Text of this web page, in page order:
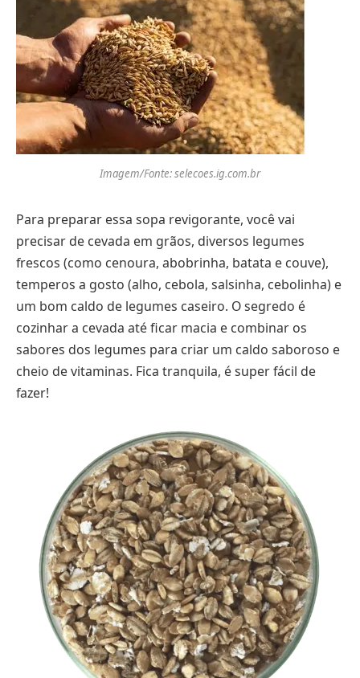
Imagem/Fonte: selecoes.ig.com.br
Para preparar essa sopa revigorante, você vai
precisar de cevada em grãos, diversos legumes
frescos (como cenoura, abobrinha, batata e couve),
temperos a gosto (alho, cebola, salsinha, cebolinha) e
um bom caldo de legumes caseiro. O segredo é
cozinhar a cevada até ficar macia e combinar os
sabores dos legumes para criar um caldo saboroso e
cheio de vitaminas. Fica tranquila, é super fácil de
fazer!